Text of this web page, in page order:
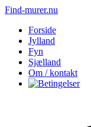
Find-murer.nu
Forside
Jylland
Fyn
Sjælland
Om / kontakt